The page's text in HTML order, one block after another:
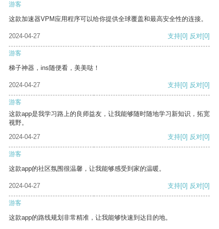
游客
这款加速器VPM应用程序可以给你提供全球覆盖和最高安全性的连接。
2024-04-27 支持[0] 反对[0]
游客
梯子神器，ins随便看，美美哒！
2024-04-27 支持[0] 反对[0]
游客
这款app是我学习路上的良师益友，让我能够随时随地学习新知识，拓宽
视野。
2024-04-27
支持[0] 反对[0]
游客
这款app的社区氛围很温馨，让我能够感受到家的温暖。
2024-04-27 支持[0] 反对[0]
游客
这款app的路线规划非常精准，让我能够快速到达目的地。